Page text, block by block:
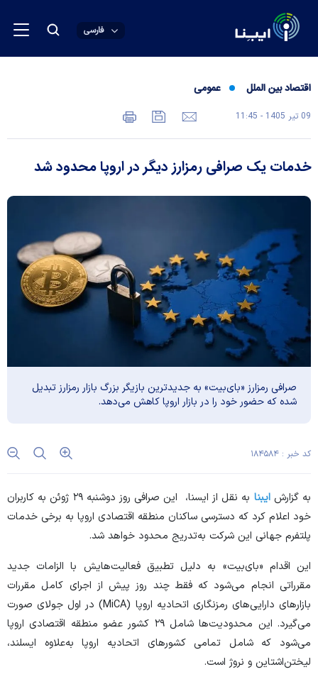
فارسی
اقتصاد بین الملل عمومی
09 تير 1405 - 11:45
خدمات یک صرافی رمزارز دیگر در اروپا محدود شد
صرافی رمزارز «بای‌بیت» به جدیدترین بازیگر بزرگ بازار رمزارز تبدیل
شده که حضور خود را در بازار اروپا کاهش می‌دهد.
کد خبر : ۱۸۴۵۸۴
به گزارشایبنا
به نقل از ایسنا، این صرافی روز دوشنبه ۲۹ ژوئن به کاربران
خود اعلام کرد که دسترسی ساکنان منطقه اقتصادی اروپا به برخی خدمات
پلتفرم جهانی این شرکت به‌تدریج محدود خواهد شد.
این اقدام «بای‌بیت» به دلیل تطبیق فعالیت‌هایش با الزامات جدید
مقرراتی انجام می‌شود که فقط چند روز پیش از اجرای کامل مقررات
بازارهای دارایی‌های رمزنگاری اتحادیه اروپا (MiCA) در اول جولای صورت
می‌گیرد. این محدودیت‌ها شامل ۲۹ کشور عضو منطقه اقتصادی اروپا
می‌شود که شامل تمامی کشورهای اتحادیه اروپا به‌علاوه ایسلند،
لیختن‌اشتاین و نروژ است.